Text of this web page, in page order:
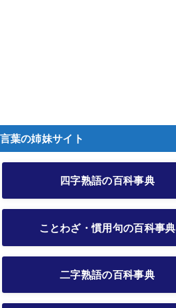
言葉の姉妹サイト
四字熟語の百科事典
ことわざ・慣用句の百科事典
二字熟語の百科事典